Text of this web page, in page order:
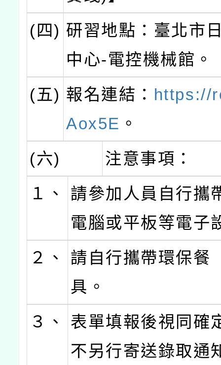
(四) 研習地點：臺北市
中心-電控機械館。
(五) 報名連結： https://
Aox5E 。
(六)
注意事項：
１、
請參加人員自行攜
電腦或平板等電子
２、
請自行攜帶環保餐
具。
３、
表單填報後視同確
不另行寄送錄取通